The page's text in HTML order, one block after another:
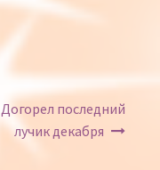
Догорел последний
лучик декабря